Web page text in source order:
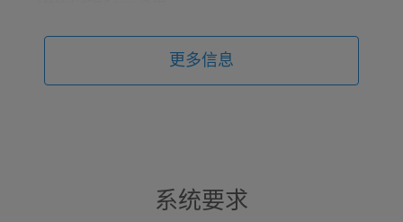
去年阻止了 360 多万次网络钓鱼攻击
扫描 USB 设备
检测可能有害的应用程序
更多信息
系统要求